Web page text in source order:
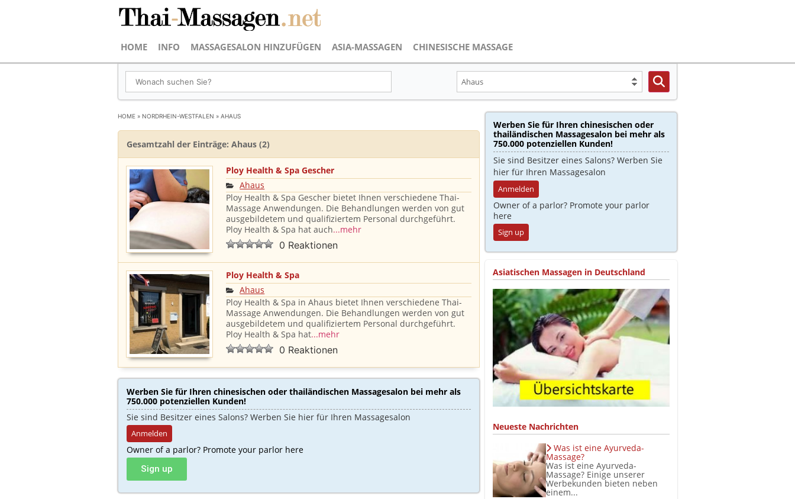
HOME INFO MASSAGESALON HINZUFÜGEN ASIA-MASSAGEN CHINESISCHE MASSAGE
HOME » NORDRHEIN-WESTFALEN » AHAUS
Gesamtzahl der Einträge: Ahaus (2)
Ploy Health & Spa Gescher
Ahaus
Ploy Health & Spa Gescher bietet Ihnen verschiedene Thai-
Massage Anwendungen. Die Behandlungen werden von gut
ausgebildetem und qualifiziertem Personal durchgeführt.
Ploy Health & Spa hat auch...mehr
0 Reaktionen
Ploy Health & Spa
Ahaus
Ploy Health & Spa in Ahaus bietet Ihnen verschiedene Thai-
Massage Anwendungen. Die Behandlungen werden von gut
ausgebildetem und qualifiziertem Personal durchgeführt.
Ploy Health & Spa hat...mehr
0 Reaktionen
Werben Sie für Ihren chinesischen oder thailändischen Massagesalon bei mehr als
750.000 potenziellen Kunden!​
Sie sind Besitzer eines Salons? Werben Sie hier für Ihren Massagesalon
Anmelden
Owner of a parlor? Promote your parlor here
Sign up
Werben Sie für Ihren chinesischen oder
thailändischen Massagesalon bei mehr als
750.000 potenziellen Kunden!
Sie sind Besitzer eines Salons? Werben Sie
hier für Ihren Massagesalon
Anmelden
Owner of a parlor? Promote your parlor
here
Sign up
Asiatischen Massagen in Deutschland
Neueste Nachrichten
Was ist eine Ayurveda-
Massage?
Was ist eine Ayurveda-
Massage? Einige unserer
Werbekunden bieten neben
einem...